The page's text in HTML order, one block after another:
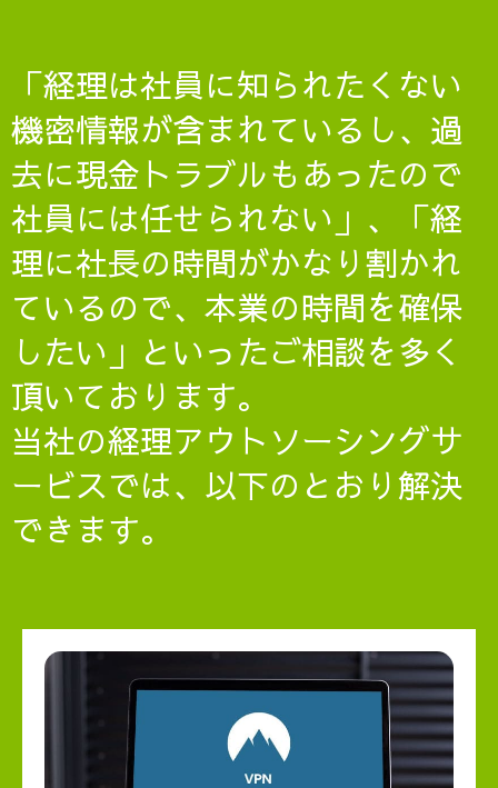
「経理は社員に知られたくない
機密情報が含まれているし、過
去に現金トラブルもあったので
社員には任せられない」、「経
理に社長の時間がかなり割かれ
ているので、本業の時間を確保
したい」といったご相談を多く
頂いております。
当社の経理アウトソーシングサ
ービスでは、以下のとおり解決
できます。